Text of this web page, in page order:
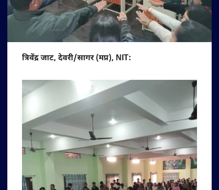
त्रिवेंद्र जाट, देवरी/सागर (मप्र), NIT: